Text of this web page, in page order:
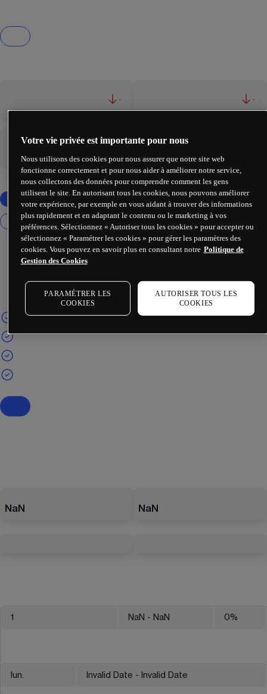
- -
NaN NaN
1 NaN - NaN 0%
lun. Invalid Date - Invalid Date
Votre vie privée est importante pour nous
Nous utilisons des cookies pour nous assurer que notre site web
fonctionne correctement et pour nous aider à améliorer notre service,
nous collectons des données pour comprendre comment les gens
utilisent le site. En autorisant tous les cookies, nous pouvons améliorer
votre expérience, par exemple en vous aidant à trouver des informations
plus rapidement et en adaptant le contenu ou le marketing à vos
préférences. Sélectionnez « Autoriser tous les cookies » pour accepter ou
sélectionnez « Paramétrer les cookies » pour gérer les paramètres des
cookies. Vous pouvez en savoir plus en consultant notre Politique de
Gestion des Cookies
PARAMÉTRER LES
COOKIES
AUTORISER TOUS LES
COOKIES